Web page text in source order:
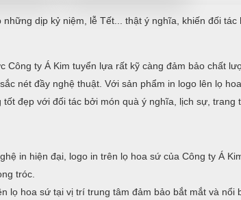
dịp kỷ niệm, lễ Tết... thật ý nghĩa, khiến đối
Công ty Á Kim tuyển lựa rất kỹ càng đảm bảo chất
nét đầy nghệ thuật. Với sản phẩm in logo lên lọ
đẹp với đối tác bởi món quà ý nghĩa, lịch sự, trang
in hiện đại, logo in trên lọ hoa sứ của Công ty Á
tróc.
lọ hoa sứ tại vị trí trung tâm đảm bảo bắt mắt và nổi